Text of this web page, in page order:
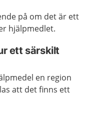
på om det är ett
hjälpmedlet.
ett särskilt
en region
att det finns ett